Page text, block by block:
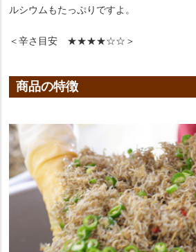
ルシウムもたっぷりですよ。
＜辛さ目安 ★★★★☆☆＞
商品の特徴